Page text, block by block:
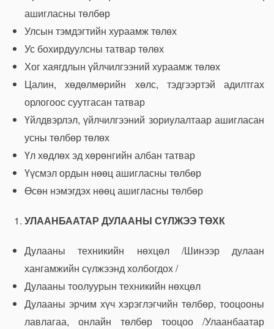
ашигласны төлбөр
Улсын тэмдэгтийн хураамж төлөх
Ус бохирдуулсны татвар төлөх
Хог хаягдлын үйлчилгээний хураамж төлөх
Цалин, хөдөлмөрийн хөлс, тэдгээртэй адилтгах
орлогоос суутгасан татвар
Үйлдвэрлэл, үйлчилгээний зориулалтаар ашигласан
усны төлбөр төлөх
Үл хөдлөх эд хөрөнгийн албан татвар
Үүсмэл ордын нөөц ашигласны төлбөр
Өсөн нэмэгдэх нөөц ашигласны төлбөр
УЛААНБААТАР ДУЛААНЫ СҮЛЖЭЭ ТӨХК
Дулааны техникийн нөхцөл /Шинээр дулаан
хангамжийн сүлжээнд холбогдох /
Дулааны тоолуурын техникийн нөхцөл
Дулааны эрчим хүч хэрэглэгчийн төлбөр, тооцооны
лавлагаа, онлайн төлбөр тооцоо /Улаанбаатар